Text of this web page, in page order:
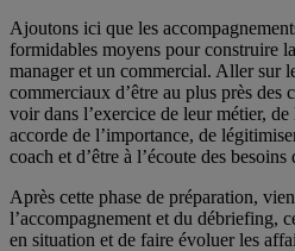
Ajoutons ici que les
formidables moyens pour construire
manager et un commercial. Aller sur
commerciaux d’être au plus près des
voir dans l’exercice de leur métier,
accorde de l’importance, de
coach et d’être à l’écoute des besoins
Après cette phase de préparation,
l’accompagnement et du débriefing,
en situation et de faire évoluer les